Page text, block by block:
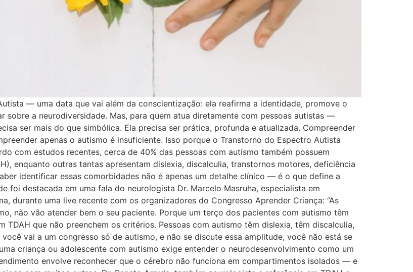
— uma data que vai além da conscientização: ela reafirma a identidade, promove o
sobre a neurodiversidade. Mas, para quem atua diretamente com pessoas autistas —
ser mais do que simbólica. Ela precisa ser prática, profunda e atualizada. Compreender
apenas o autismo é insuficiente. Isso porque o Transtorno do Espectro Autista
com estudos recentes, cerca de 40% das pessoas com autismo também possuem
enquanto outras tantas apresentam dislexia, discalculia, transtornos motores, deficiência
identificar essas comorbidades não é apenas um detalhe clínico — é o que define a
foi destacada em uma fala do neurologista Dr. Marcelo Masruha, especialista em
durante uma live recente com os organizadores do Congresso Aprender Criança: “As
não vão atender bem o seu paciente. Porque um terço dos pacientes com autismo têm
que não preenchem os critérios. Pessoas com autismo têm dislexia, têm discalculia,
vai a um congresso só de autismo, e não se discute essa amplitude, você não está se
criança ou adolescente com autismo exige entender o neurodesenvolvimento como um
envolve reconhecer que o cérebro não funciona em compartimentos isolados — e